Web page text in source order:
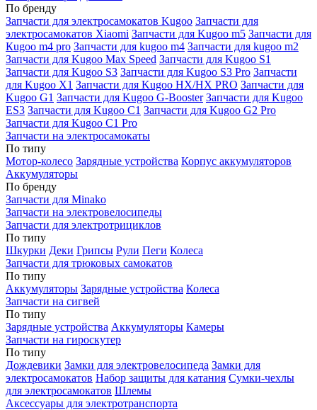
По бренду
Запчасти для электросамокатов Kugoo Запчасти для
электросамокатов Xiaomi Запчасти для Kugoo m5 Запчасти для
Кugoo m4 pro Запчасти для kugoo m4 Запчасти для kugoo m2
Запчасти для Kugoo Max Speed Запчасти для Kugoo S1
Запчасти для Kugoo S3 Запчасти для Kugoo S3 Pro Запчасти
для Kugoo X1 Запчасти для Kugoo HX/HX PRO Запчасти для
Kugoo G1 Запчасти для Kugoo G-Booster Запчасти для Kugoo
ES3 Запчасти для Kugoo C1 Запчасти для Kugoo G2 Pro
Запчасти для Kugoo C1 Pro
Запчасти на электросамокаты
По типу
Мотор-колесо Зарядные устройства Корпус аккумуляторов
Аккумуляторы
По бренду
Запчасти для Minako
Запчасти на электровелосипеды
Запчасти для электротрициклов
По типу
Шкурки Деки Грипсы Рули Пеги Колеса
Запчасти для трюковых самокатов
По типу
Аккумуляторы Зарядные устройства Колеса
Запчасти на сигвей
По типу
Зарядные устройства Аккумуляторы Камеры
Запчасти на гироскутер
По типу
Дождевики Замки для электровелосипеда Замки для
электросамокатов Набор защиты для катания Сумки-чехлы
для электросамокатов Шлемы
Аксессуары для электротранспорта